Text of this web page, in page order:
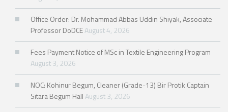
Office Order: Dr. Mohammad Abbas Uddin Shiyak, Associate
Professor DoDCEAugust 4, 2026
Fees Payment Notice of MSc in Textile Engineering Program
August 3, 2026
NOC: Kohinur Begum, Cleaner (Grade-13) Bir Protik Captain
Sitara Begum HallAugust 3, 2026